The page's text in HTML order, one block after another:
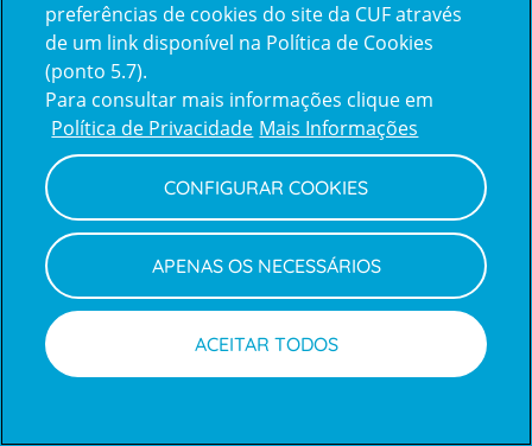
SUBSCREVER
Menu
footer
Clientes e Acompanhantes
Notícias
CUF Academic Center
preferências de cookies do site da CUF através
de um link disponível na Política de Cookies
(ponto 5.7).
Para consultar mais informações clique em
Política de Privacidade Mais Informações
CONFIGURAR COOKIES
APENAS OS NECESSÁRIOS
ACEITAR TODOS